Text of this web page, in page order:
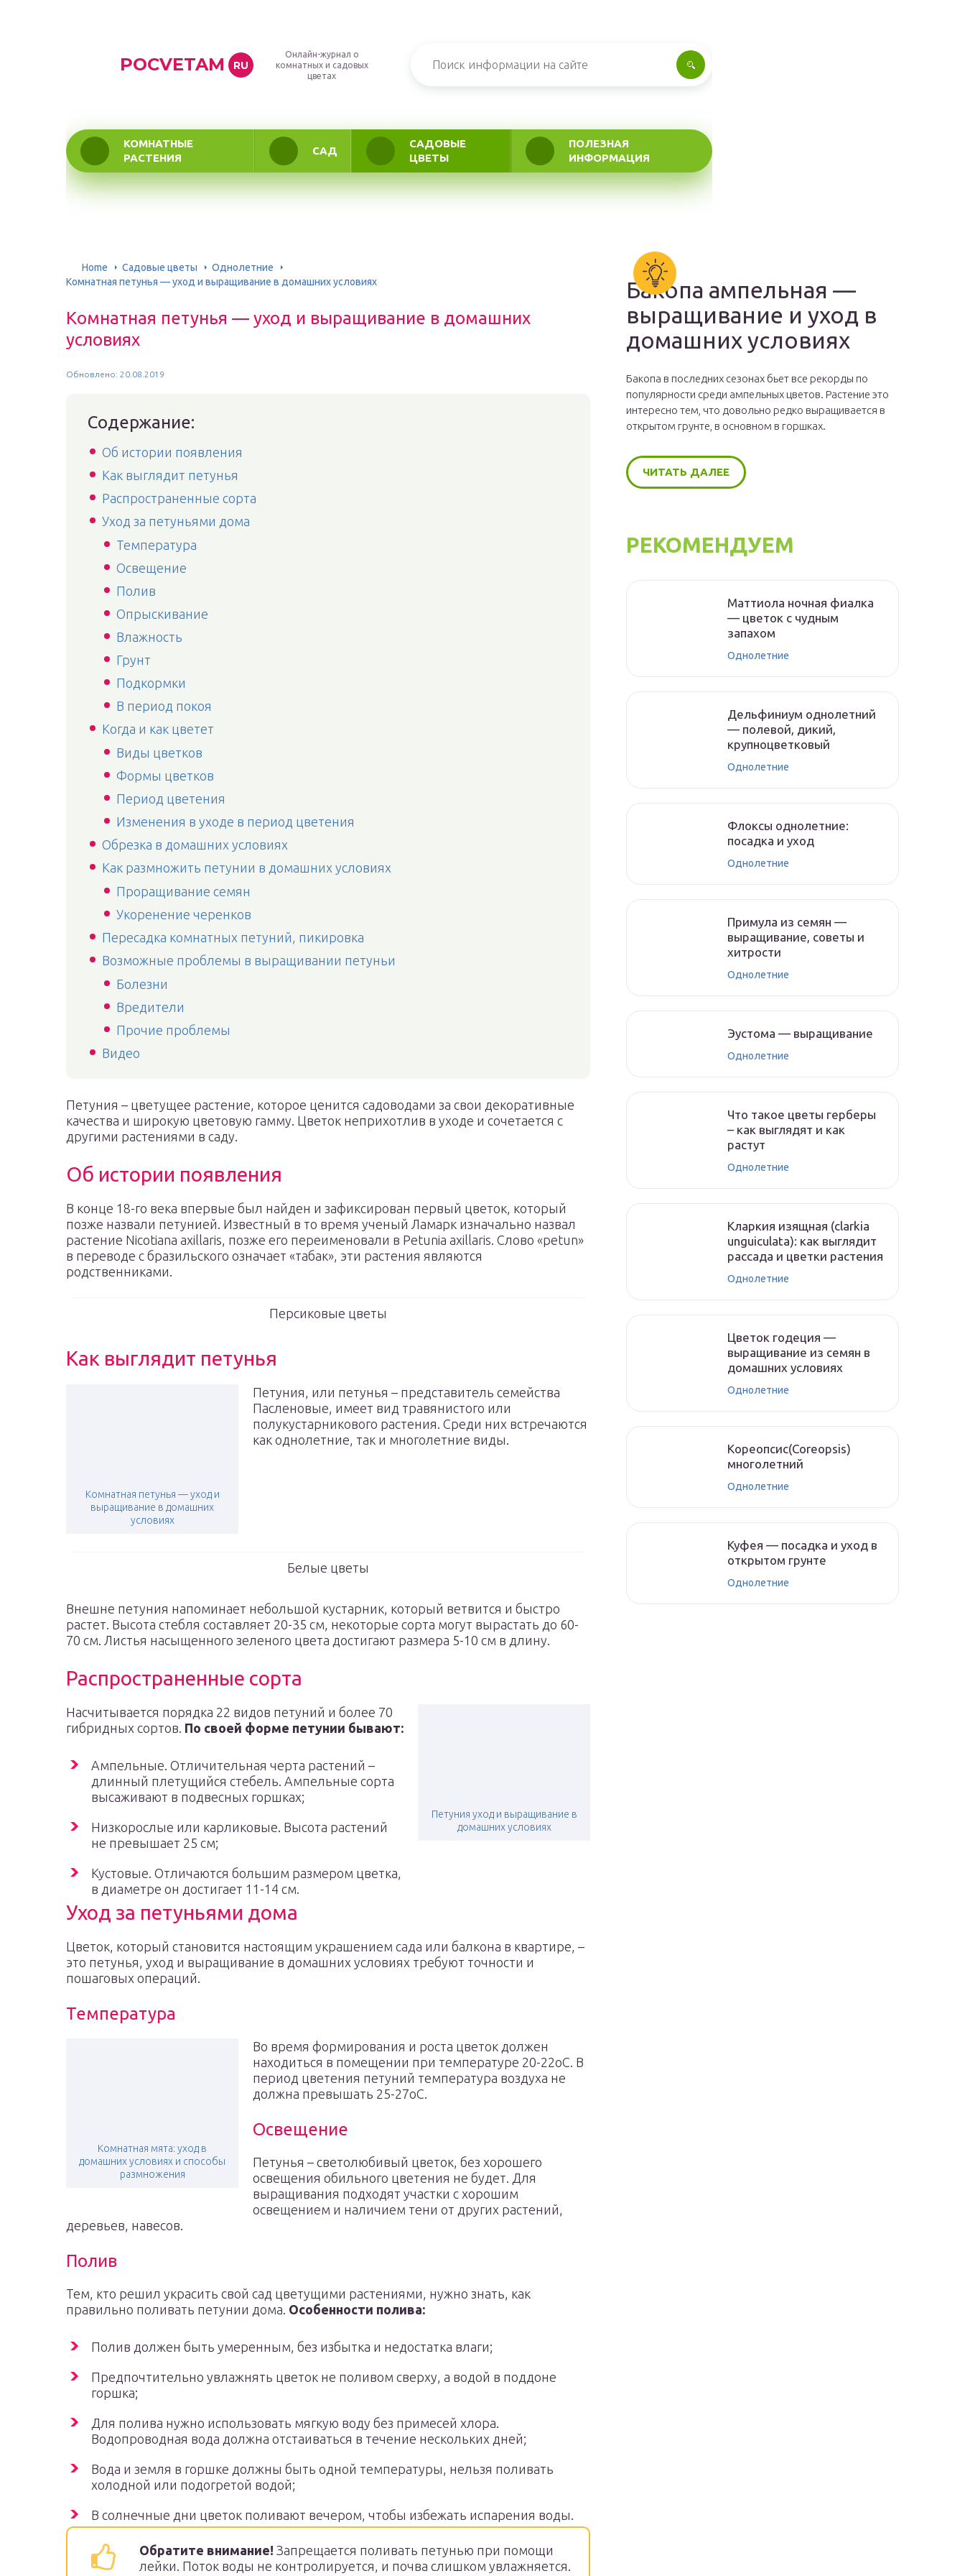
POCVETAM RU
Онлайн-журнал о
комнатных и садовых
цветах
КОМНАТНЫЕ
РАСТЕНИЯ
САД
САДОВЫЕ
ЦВЕТЫ
ПОЛЕЗНАЯ
ИНФОРМАЦИЯ
Home Садовые цветы
Однолетние
Комнатная петунья — уход и выращивание в домашних условиях
Комнатная петунья — уход и выращивание в домашних
условиях
Обновлено: 20.08.2019
Содержание:
Об истории появления
Как выглядит петунья
Распространенные сорта
Уход за петуньями дома
Температура
Освещение
Полив
Опрыскивание
Влажность
Грунт
Подкормки
В период покоя
Когда и как цветет
Виды цветков
Формы цветков
Период цветения
Изменения в уходе в период цветения
Обрезка в домашних условиях
Как размножить петунии в домашних условиях
Проращивание семян
Укоренение черенков
Пересадка комнатных петуний, пикировка
Возможные проблемы в выращивании петуньи
Болезни
Вредители
Прочие проблемы
Видео
Петуния – цветущее растение, которое ценится садоводами за свои декоративные
качества и широкую цветовую гамму. Цветок неприхотлив в уходе и сочетается с
другими растениями в саду.
Об истории появления
В конце 18-го века впервые был найден и зафиксирован первый цветок, который
позже назвали петунией. Известный в то время ученый Ламарк изначально назвал
растение Nicotiana axillaris, позже его переименовали в Petunia axillaris. Слово «petun»
в переводе с бразильского означает «табак», эти растения являются
родственниками.
Персиковые цветы
Как выглядит петунья
Комнатная петунья — уход и
выращивание в домашних
условиях
Петуния, или петунья – представитель семейства
Пасленовые, имеет вид травянистого или
полукустарникового растения. Среди них встречаются
как однолетние, так и многолетние виды.
Белые цветы
Внешне петуния напоминает небольшой кустарник, который ветвится и быстро
растет. Высота стебля составляет 20-35 см, некоторые сорта могут вырастать до 60-
70 см. Листья насыщенного зеленого цвета достигают размера 5-10 см в длину.
Распространенные сорта
Петуния уход и выращивание в
домашних условиях
Насчитывается порядка 22 видов петуний и более 70
гибридных сортов. По своей форме петунии бывают:
Ампельные. Отличительная черта растений –
длинный плетущийся стебель. Ампельные сорта
высаживают в подвесных горшках;
Низкорослые или карликовые. Высота растений
не превышает 25 см;
Кустовые. Отличаются большим размером цветка,
в диаметре он достигает 11-14 см.
Уход за петуньями дома
Цветок, который становится настоящим украшением сада или балкона в квартире, –
это петунья, уход и выращивание в домашних условиях требуют точности и
пошаговых операций.
Температура
Комнатная мята: уход в
домашних условиях и способы
размножения
Во время формирования и роста цветок должен
находиться в помещении при температуре 20-22оС. В
период цветения петуний температура воздуха не
должна превышать 25-27оС.
Освещение
Петунья – светолюбивый цветок, без хорошего
освещения обильного цветения не будет. Для
выращивания подходят участки с хорошим
освещением и наличием тени от других растений,
деревьев, навесов.
Полив
Тем, кто решил украсить свой сад цветущими растениями, нужно знать, как
правильно поливать петунии дома. Особенности полива:
Полив должен быть умеренным, без избытка и недостатка влаги;
Предпочтительно увлажнять цветок не поливом сверху, а водой в поддоне
горшка;
Для полива нужно использовать мягкую воду без примесей хлора.
Водопроводная вода должна отстаиваться в течение нескольких дней;
Вода и земля в горшке должны быть одной температуры, нельзя поливать
холодной или подогретой водой;
В солнечные дни цветок поливают вечером, чтобы избежать испарения воды.
Обратите внимание! Запрещается поливать петунью при помощи
лейки. Поток воды не контролируется, и почва слишком увлажняется.
Бакопа ампельная —
выращивание и уход в
домашних условиях
Бакопа в последних сезонах бьет все рекорды по
популярности среди ампельных цветов. Растение это
интересно тем, что довольно редко выращивается в
открытом грунте, в основном в горшках.
ЧИТАТЬ ДАЛЕЕ
РЕКОМЕНДУЕМ
Маттиола ночная фиалка
— цветок с чудным
запахом
Однолетние
Дельфиниум однолетний
— полевой, дикий,
крупноцветковый
Однолетние
Флоксы однолетние:
посадка и уход
Однолетние
Примула из семян —
выращивание, советы и
хитрости
Однолетние
Эустома — выращивание
Однолетние
Что такое цветы герберы
– как выглядят и как
растут
Однолетние
Кларкия изящная (clarkia
unguiculata): как выглядит
рассада и цветки растения
Однолетние
Цветок годеция —
выращивание из семян в
домашних условиях
Однолетние
Кореопсис(Coreopsis)
многолетний
Однолетние
Куфея — посадка и уход в
открытом грунте
Однолетние